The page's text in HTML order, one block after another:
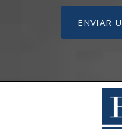
ENVIAR